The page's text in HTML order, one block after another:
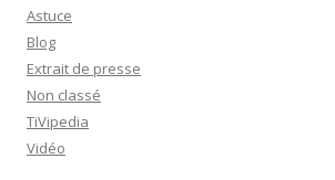
Astuce
Blog
Extrait de presse
Non classé
TiVipedia
Vidéo